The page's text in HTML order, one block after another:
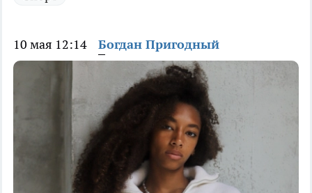
10 мая 12:14 Богдан Пригодный